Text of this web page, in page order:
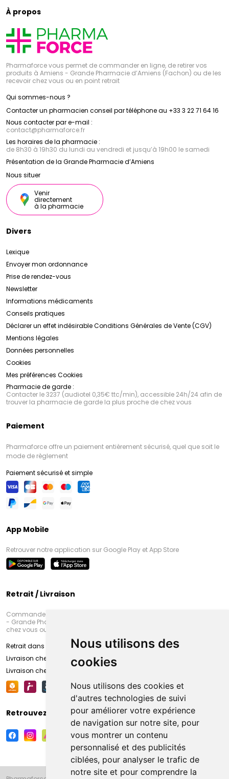
Nous utilisons des
cookies
Nous utilisons des cookies et
d'autres technologies de suivi
pour améliorer votre expérience
de navigation sur notre site, pour
vous montrer un contenu
personnalisé et des publicités
ciblées, pour analyser le trafic de
notre site et pour comprendre la
À propos
Pharmaforce vous permet de commander en ligne, de retirer vos
produits à Amiens - Grande Pharmacie d’Amiens (Fachon) ou de les
recevoir chez vous ou en point retrait
Qui sommes-nous ?
Contacter un pharmacien conseil par téléphone au +33 3 22 71 64 16
Nous contacter par e-mail :
contact@pharmaforce.fr
Les horaires de la pharmacie :
de 8h30 à 19h30 du lundi au vendredi et jusqu’à 19h00 le samedi
Présentation de la Grande Pharmacie d’Amiens
Nous situer
Venir
directement
à la pharmacie
Divers
Lexique
Envoyer mon ordonnance
Prise de rendez-vous
Newsletter
Informations médicaments
Conseils pratiques
Déclarer un effet indésirableConditions Générales de Vente (CGV)
Mentions légales
Données personnelles
Cookies
Mes préférences Cookies
Pharmacie de garde :
Contacter le 3237 (audiotel 0,35€ ttc/min), accessible 24h/24 afin de
trouver la pharmacie de garde la plus proche de chez vous
Paiement
Pharmaforce offre un paiement entièrement sécurisé, quel que soit le
mode de règlement
Paiement sécurisé et simple
App Mobile
Retrouver notre application sur Google Play et App Store
Retrait / Livraison
Commandez en ligne et venez chercher votre commande à Amiens
- Grande Pharmacie d’Amiens (Fachon) ou recevez-là rapidement
chez vous ou en point retrait
Retrait dans la pharmacie d’Amiens
Livraison chez vous
Livraison chez votre commerçant
Retrouvez-nous sur vos réseaux sociaux